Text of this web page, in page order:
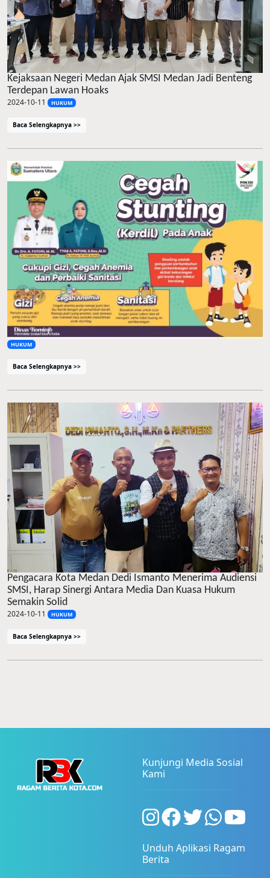
Kejaksaan Negeri Medan Ajak SMSI Medan Jadi Benteng
Terdepan Lawan Hoaks
2024-10-11 HUKUM
Baca Selengkapnya >>
HUKUM
Baca Selengkapnya >>
Pengacara Kota Medan Dedi Ismanto Menerima Audiensi
SMSI, Harap Sinergi Antara Media Dan Kuasa Hukum
Semakin Solid
2024-10-11 HUKUM
Baca Selengkapnya >>
Kunjungi Media Sosial
Kami
Unduh Aplikasi Ragam
Berita